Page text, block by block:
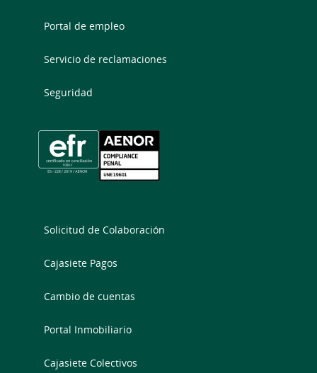
Portal de empleo
Servicio de reclamaciones
Seguridad
Solicitud de Colaboración
Cajasiete Pagos
Cambio de cuentas
Portal Inmobiliario
Cajasiete Colectivos